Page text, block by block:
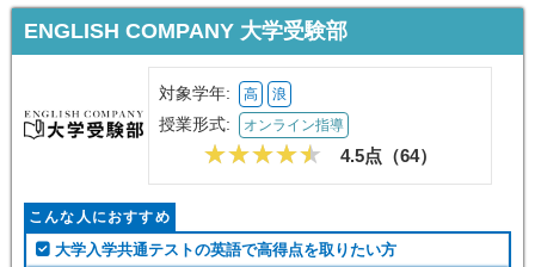
ENGLISH COMPANY 大学受験部
対象学年: 高 浪
授業形式: オンライン指導
4.5点（64）
こんな人におすすめ
大学入学共通テストの英語で高得点を取りたい方